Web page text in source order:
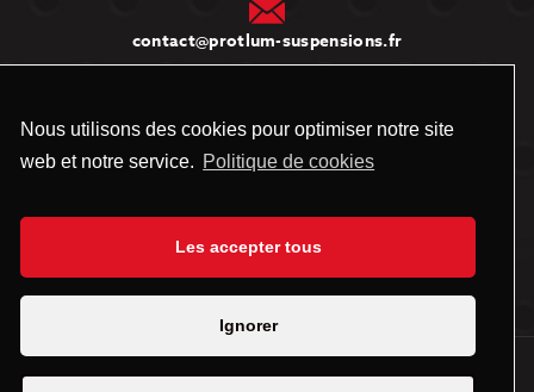
Nous utilisons des cookies pour optimiser notre site
web et notre service. Politique de cookies
Les accepter tous
Ignorer
contact@protlum-suspensions.fr
Informations
Qui sommes-nous
Mentions légales